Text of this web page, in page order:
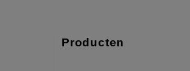
Producten